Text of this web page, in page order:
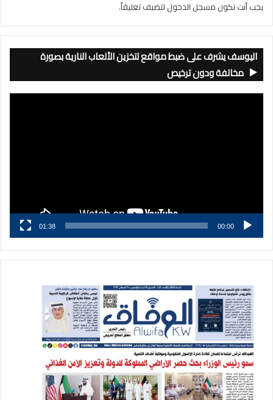
يجب أنت تكون مسجل الدخول لتضيف تعليقاً.
اليوسف يشرف على ضبط مواقع لتخزين الألعاب النارية بصورة
مخالفة ودون ترخيص
00:00
01:38